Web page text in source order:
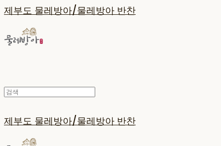
제부도 물레방아/물레방아 반찬
제부도 물레방아/물레방아 반찬